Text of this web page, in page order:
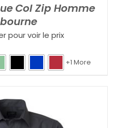
Col Zip Homme
pour voir le prix
+1 More